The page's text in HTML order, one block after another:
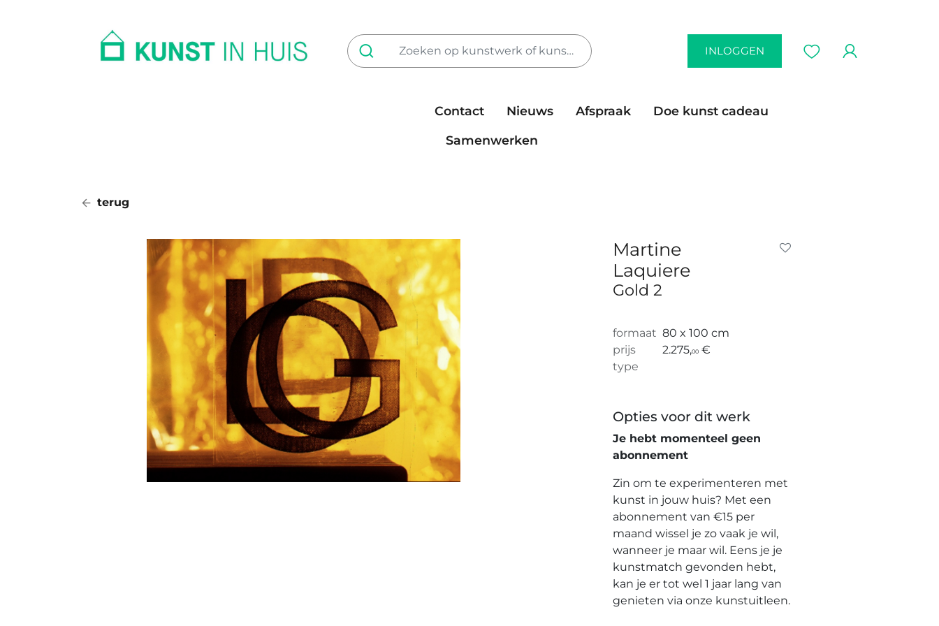
INLOGGEN
Contact Nieuws Afspraak
Doe kunst cadeau
Samenwerken
terug
Martine
Laquiere
Gold 2
formaat 80 x 100 cm
prijs
2.275,00 €
type
Opties voor dit werk
Je hebt momenteel geen
abonnement
Zin om te experimenteren met
kunst in jouw huis? Met een
abonnement van €15 per
maand wissel je zo vaak je wil,
wanneer je maar wil. Eens je je
kunstmatch gevonden hebt,
kan je er tot wel 1 jaar lang van
genieten via onze kunstuitleen.